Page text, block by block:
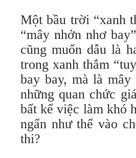
Một bầu trời “xanh
“mây nhởn nhơ
cũng muốn dẫu là
trong xanh thắm
bay bay, mà là
những quan chức
bất kể việc làm khó
ngẩn như thế vào
thi?